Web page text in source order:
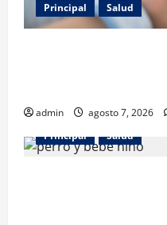
Principal Salud
admin agosto 7, 2026
Principal
Salud